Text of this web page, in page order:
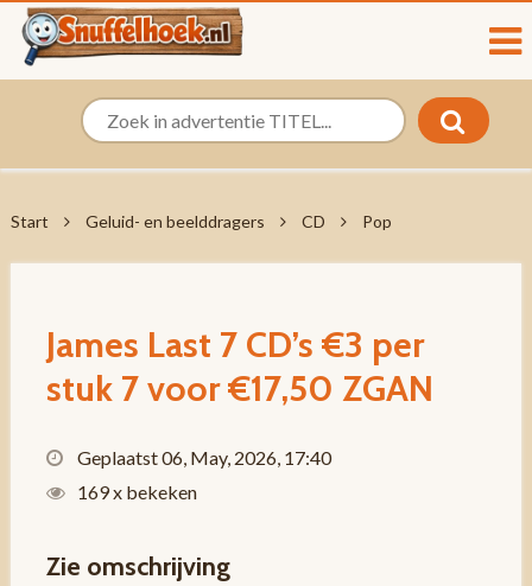
Start Geluid- en beelddragers CD Pop
James Last 7 CD’s €3 per
stuk 7 voor €17,50 ZGAN
Geplaatst 06, May, 2026, 17:40
169 x bekeken
Zie omschrijving